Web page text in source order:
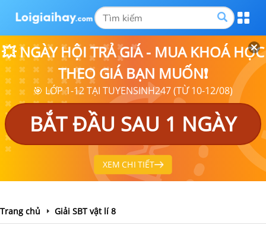
💥 NGÀY HỘI TRẢ GIÁ - MUA KHOÁ HỌC
THEO GIÁ BẠN MUỐN❗
🎯 LỚP 1-12 TẠI TUYENSINH247 (TỪ 10-12/08)
BẮT ĐẦU SAU 1 NGÀY
XEM CHI TIẾT
Trang chủ Giải SBT vật lí 8